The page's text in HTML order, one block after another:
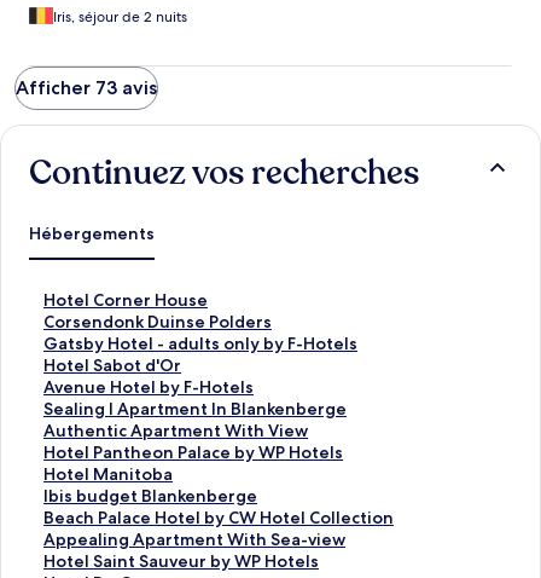
Iris, séjour de 2 nuits
Afficher 73 avis
Continuez vos recherches
Hébergements
Hotel Corner House
L
i
e
n
o
u
v
r
a
n
t
l
a
Corsendonk Duinse Polders
L
i
e
n
o
u
v
r
a
n
t
l
Gatsby Hotel - adults only by F-Hotels
L
i
e
n
o
u
v
r
a
n
t
Hotel Sabot d'Or
L
i
e
n
o
u
v
r
a
n
Avenue Hotel by F-Hotels
L
i
e
n
o
u
v
r
a
Sealing I Apartment In Blankenberge
L
i
e
n
o
u
v
r
Authentic Apartment With View
L
i
e
n
o
u
v
Hotel Pantheon Palace by WP Hotels
L
i
e
n
o
u
Hotel Manitoba
L
i
e
n
o
Ibis budget Blankenberge
L
i
e
n
Beach Palace Hotel by CW Hotel Collection
L
i
e
Appealing Apartment With Sea-view
L
iHotel Saint Sauveur by WP Hotels
L